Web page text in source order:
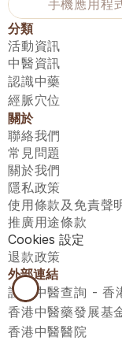
手機應用程
分類
活動資訊
中醫資訊
認識中藥
經脈穴位
關於
聯絡我們
常見問題
關於我們
隱私政策
使用條款及免責聲
推廣用途條款
Cookies 設定
退款政策
外部連結
註冊中醫查詢 - 香
香港中醫藥發展基
香港中醫醫院